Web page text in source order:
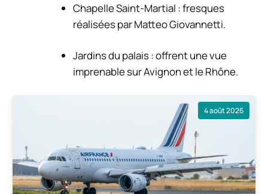
Chapelle Saint-Martial : fresques
réalisées par Matteo Giovannetti.
Jardins du palais : offrent une vue
imprenable sur Avignon et le Rhône.
4 août 2026